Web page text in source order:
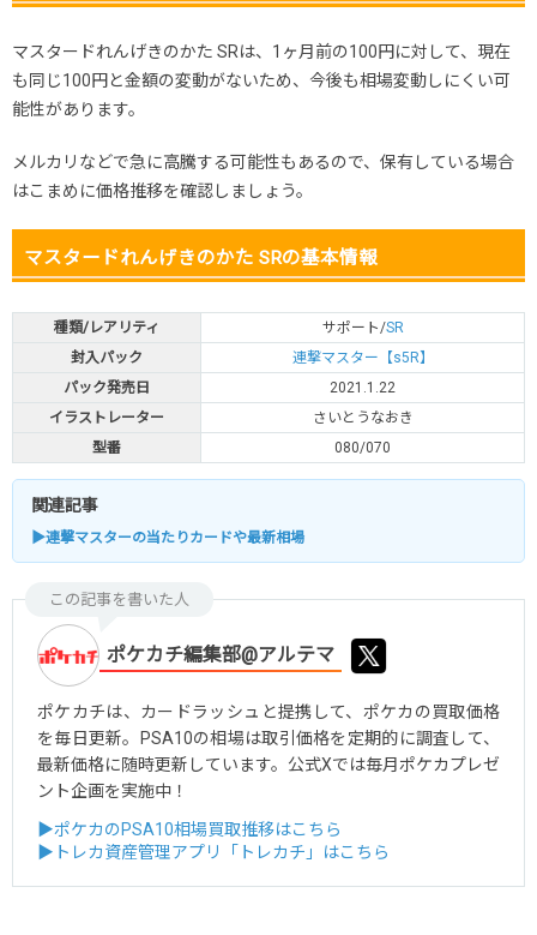
マスタードれんげきのかた SRは、1ヶ月前の100円に対して、現在
も同じ100円と金額の変動がないため、今後も相場変動しにくい可
能性があります。
メルカリなどで急に高騰する可能性もあるので、保有している場合
はこまめに価格推移を確認しましょう。
マスタードれんげきのかた SRの基本情報
種類/レアリティ サポート/SR
封入パック
連撃マスター【s5R】
パック発売日
2021.1.22
イラストレーター
さいとうなおき
型番
080/070
関連記事
▶連撃マスターの当たりカードや最新相場
この記事を書いた人
ポケカチ編集部@アルテマ
ポケカチは、カードラッシュと提携して、ポケカの買取価格
を毎日更新。PSA10の相場は取引価格を定期的に調査して、
最新価格に随時更新しています。公式Xでは毎月ポケカプレゼ
ント企画を実施中！
▶ポケカのPSA10相場買取推移はこちら
▶トレカ資産管理アプリ「トレカチ」はこちら